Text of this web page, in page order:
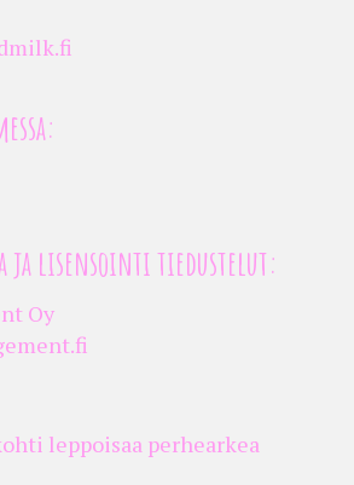
ja lisensointi tiedustelut:
Oy
leppoisaa perhearkea